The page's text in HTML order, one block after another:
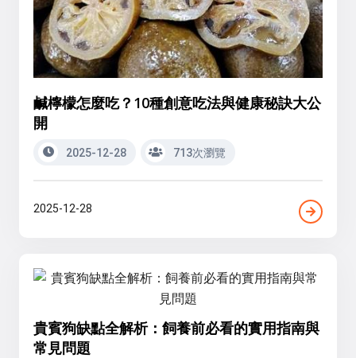
鹹檸檬怎麼吃？10種創意吃法與健康秘訣大公
開
2025-12-28 713次瀏覽
2025-12-28
貴賓狗缺點全解析：飼養前必看的實用指南與
常見問題